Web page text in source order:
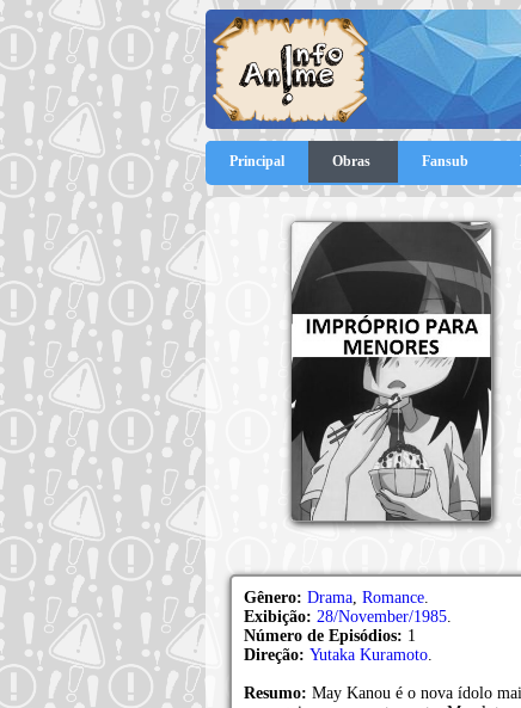
Principal Obras Fansub
Gênero: Drama, Romance.
Exibição: 28/November/1985.
Número de Episódios: 1
Direção: Yutaka Kuramoto.
Resumo: May Kanou é o nova ídolo